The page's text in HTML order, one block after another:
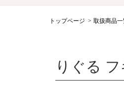
トップページ 取扱商品
りぐる